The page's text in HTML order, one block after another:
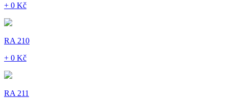
+ 0 Kč
RA 210
+ 0 Kč
RA 211